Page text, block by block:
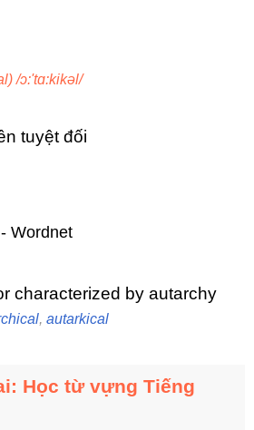
/ɔ:'tɑ:kikəl/
tuyệt đối
Wordnet
characterized by autarchy
, autarkical
Học từ vựng Tiếng